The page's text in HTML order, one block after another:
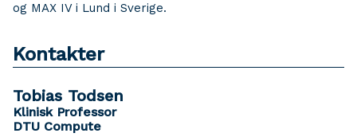
og MAX IV i Lund i Sverige.
Kontakter
Tobias Todsen
Klinisk Professor
DTU Compute